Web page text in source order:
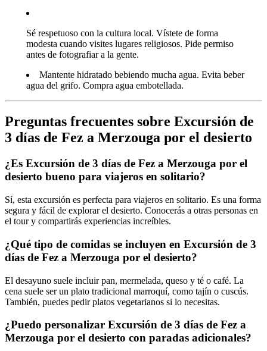
Sé respetuoso con la cultura local. Vístete de forma
modesta cuando visites lugares religiosos. Pide permiso
antes de fotografiar a la gente.
Mantente hidratado bebiendo mucha agua. Evita beber
agua del grifo. Compra agua embotellada.
Preguntas frecuentes sobre Excursión de
3 días de Fez a Merzouga por el desierto
¿Es Excursión de 3 días de Fez a Merzouga por el
desierto bueno para viajeros en solitario?
Sí, esta excursión es perfecta para viajeros en solitario. Es una forma
segura y fácil de explorar el desierto. Conocerás a otras personas en
el tour y compartirás experiencias increíbles.
¿Qué tipo de comidas se incluyen en Excursión de 3
días de Fez a Merzouga por el desierto?
El desayuno suele incluir pan, mermelada, queso y té o café. La
cena suele ser un plato tradicional marroquí, como tajín o cuscús.
También, puedes pedir platos vegetarianos si lo necesitas.
¿Puedo personalizar Excursión de 3 días de Fez a
Merzouga por el desierto con paradas adicionales?